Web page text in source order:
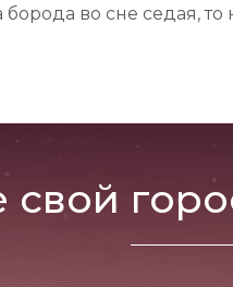
во сне седая, то
свой